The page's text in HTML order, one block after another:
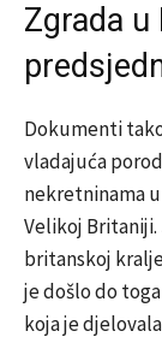
Zgrada u
Dokumenti
vladajuća
nekretninama
Velikoj
britanskoj
je došlo do
koja je